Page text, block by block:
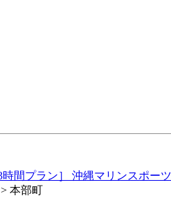
間プラン］ 沖縄マリンスポー
本部町